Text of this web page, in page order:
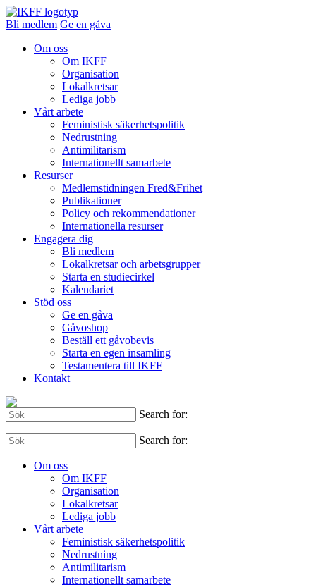
Bli medlem Ge en gåva
Om oss
Om IKFF
Organisation
Lokalkretsar
Lediga jobb
Vårt arbete
Feministisk säkerhetspolitik
Nedrustning
Antimilitarism
Internationellt samarbete
Resurser
Medlemstidningen Fred&Frihet
Publikationer
Policy och rekommendationer
Internationella resurser
Engagera dig
Bli medlem
Lokalkretsar och arbetsgrupper
Starta en studiecirkel
Kalendariet
Stöd oss
Ge en gåva
Gåvoshop
Beställ ett gåvobevis
Starta en egen insamling
Testamentera till IKFF
Kontakt
Search for:
Search for:
Om oss
Om IKFF
Organisation
Lokalkretsar
Lediga jobb
Vårt arbete
Feministisk säkerhetspolitik
Nedrustning
Antimilitarism
Internationellt samarbete